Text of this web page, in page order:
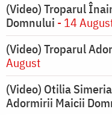
(Video) Troparul
Domnului - 14
(Video) Troparul
August
(Video) Otilia
Adormirii Maicii